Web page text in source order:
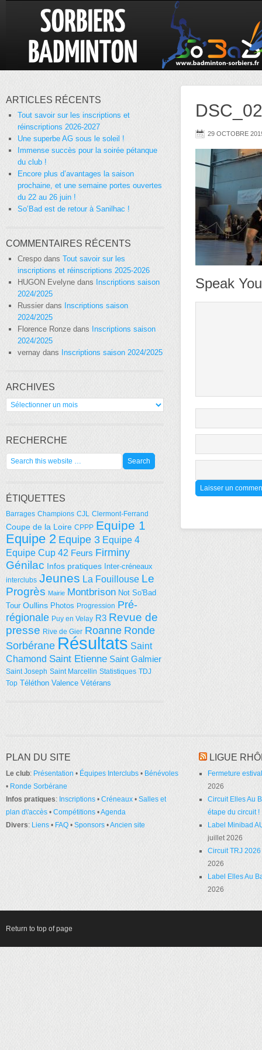
29 OCTOBRE
Speak
ARTICLES RÉCENTS
Tout savoir sur les inscriptions et
réinscriptions 2026-2027
Une superbe AG sous le soleil !
Immense succès pour la soirée pétanque
du club !
Encore plus d’avantages la saison
prochaine, et une semaine portes ouvertes
du 22 au 26 juin !
So’Bad est de retour à Sanilhac !
COMMENTAIRES RÉCENTS
Crespo dans Tout savoir sur les
inscriptions et réinscriptions 2025-2026
HUGON Evelyne dans Inscriptions saison
2024/2025
Russierdans Inscriptions saison
2024/2025
Florence Ronze dans Inscriptions saison
2024/2025
vernay dans Inscriptions saison 2024/2025
ARCHIVES
Archives
RECHERCHE
ÉTIQUETTES
Barrages Champions CJL Clermont-Ferrand
Coupe de la Loire CPPP Equipe 1
Equipe 2 Equipe 3 Equipe 4
Equipe Cup 42 Feurs Firminy
Génilac Infos pratiques Inter-créneaux
interclubs Jeunes La Fouillouse Le
Progrès Mairie Montbrison Not So'Bad
Tour Oullins Photos Progression Pré-
régionale Puy en Velay R3 Revue de
presse Rive de Gier Roanne Ronde
Sorbérane Résultats Saint
Chamond Saint Etienne Saint Galmier
Saint Joseph Saint Marcellin Statistiques TDJ
Top Téléthon Valence Vétérans
PLAN DU SITE
Le club: Présentation • Équipes Interclubs • Bénévoles
• Ronde Sorbérane
Infos pratiques: Inscriptions • Créneaux • Salles et
plan d\'accès • Compétitions •Agenda
Divers: Liens • FAQ • Sponsors •Ancien site
LIGUE
Fermeture
2026
Circuit Elles Au
étape du circuit !
Label Minibad
juillet 2026
Circuit TRJ
2026
Label Elles Au
2026
Return to top of page